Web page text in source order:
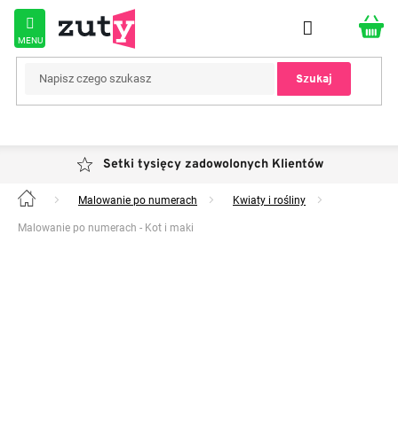
Przejść
treści
Szukaj
Setki tysięcy zadowolonych Klientów
Home Malowanie po numerach Kwiaty i rośliny
Malowanie po numerach - Kot i maki